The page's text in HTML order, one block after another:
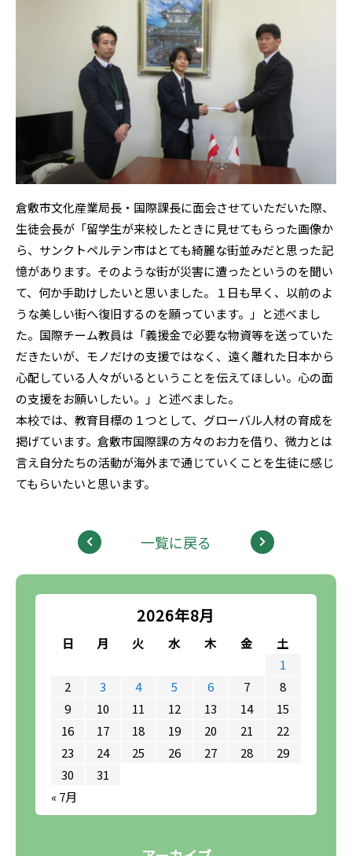
2026年8月
日 月 火 水 木 金
土
1
2
3 4 5 6 7
8
9
10 11 12 13 14
15
16
17 18 19 20 21
22
23
24 25 26 27 28
29
30
31
« 7月
倉敷市文化産業局長・国際課長に面会させていただいた際、
生徒会長が「留学生が来校したときに見せてもらった画像か
ら、サンクトペルテン市はとても綺麗な街並みだと思った記
憶があります。そのような街が災害に遭ったというのを聞い
て、何か手助けしたいと思いました。１日も早く、以前のよ
うな美しい街へ復旧するのを願っています。」と述べまし
た。国際チーム教員は「義援金で必要な物資等を送っていた
だきたいが、モノだけの支援ではなく、遠く離れた日本から
心配している人々がいるということを伝えてほしい。心の面
の支援をお願いしたい。」と述べました。
本校では、教育目標の１つとして、グローバル人材の育成を
掲げています。倉敷市国際課の方々のお力を借り、微力とは
言え自分たちの活動が海外まで通じていくことを生徒に感じ
てもらいたいと思います。
一覧に戻る